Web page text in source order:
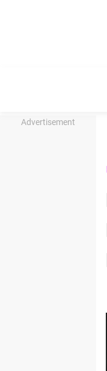
Advertisement